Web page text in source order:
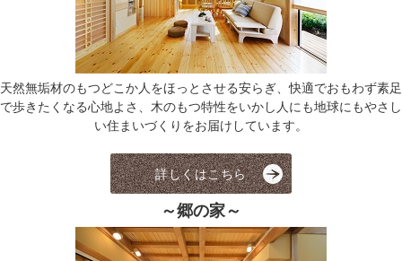
天然無垢材のもつどこか人をほっとさせる安らぎ、快適でおもわず素足
で歩きたくなる心地よさ、木のもつ特性をいかし人にも地球にもやさし
い住まいづくりをお届けしています。
詳しくはこちら
～郷の家～